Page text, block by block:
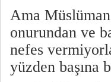
Ama Müslüman
onurundan ve
nefes
yüzden başına